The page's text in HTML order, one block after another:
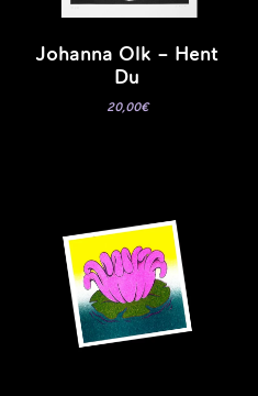
Johanna Olk – Hent
Du
20,00€